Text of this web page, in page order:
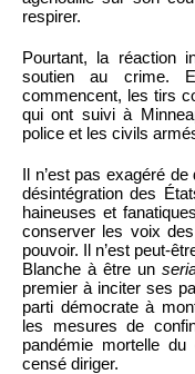
respirer.
Pourtant, la réaction
soutien au crime.
commencent, les tirs
qui ont suivi à
police et les civils
Il n’est pas exagéré
désintégration des
haineuses et
conserver les voix
pouvoir. Il n’est peut-
Blanche à être un
premier à inciter ses
parti démocrate à
les mesures de
pandémie mortelle
censé diriger.